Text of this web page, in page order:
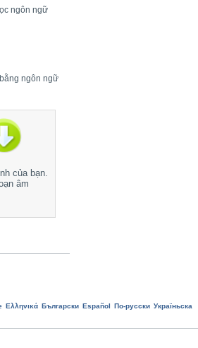
ngôn ngữ
ngôn ngữ
của bạn.
âm
Ελληνικά Български Еspañol По-русски Україньска